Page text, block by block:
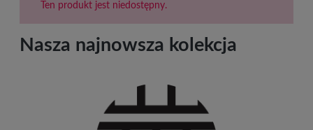
Ten produkt jest niedostępny.
Nasza najnowsza kolekcja